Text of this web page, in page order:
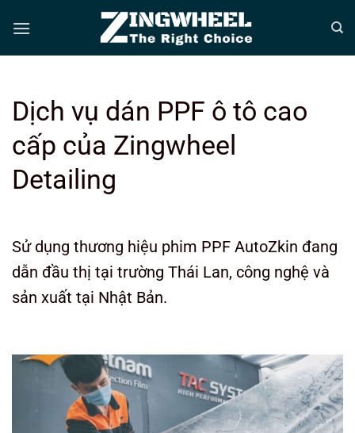
qua
Dịch vụ dán PPF ô tô cao
cấp của Zingwheel
Detailing
Sử dụng thương hiệu phim PPF AutoZkin đang
dẫn đầu thị tại trường Thái Lan, công nghệ và
sản xuất tại Nhật Bản.